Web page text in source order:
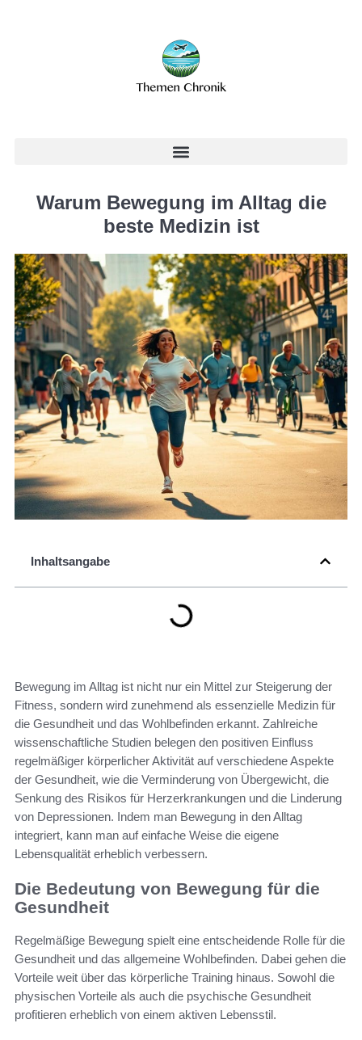
Warum Bewegung im Alltag die
beste Medizin ist
Inhaltsangabe
Bewegung im Alltag ist nicht nur ein Mittel zur Steigerung der
Fitness, sondern wird zunehmend als essenzielle Medizin für
die Gesundheit und das Wohlbefinden erkannt. Zahlreiche
wissenschaftliche Studien belegen den positiven Einfluss
regelmäßiger körperlicher Aktivität auf verschiedene Aspekte
der Gesundheit, wie die Verminderung von Übergewicht, die
Senkung des Risikos für Herzerkrankungen und die Linderung
von Depressionen. Indem man Bewegung in den Alltag
integriert, kann man auf einfache Weise die eigene
Lebensqualität erheblich verbessern.
Die Bedeutung von Bewegung für die
Gesundheit
Regelmäßige Bewegung spielt eine entscheidende Rolle für die
Gesundheit und das allgemeine Wohlbefinden. Dabei gehen die
Vorteile weit über das körperliche Training hinaus. Sowohl die
physischen Vorteile als auch die psychische Gesundheit
profitieren erheblich von einem aktiven Lebensstil.